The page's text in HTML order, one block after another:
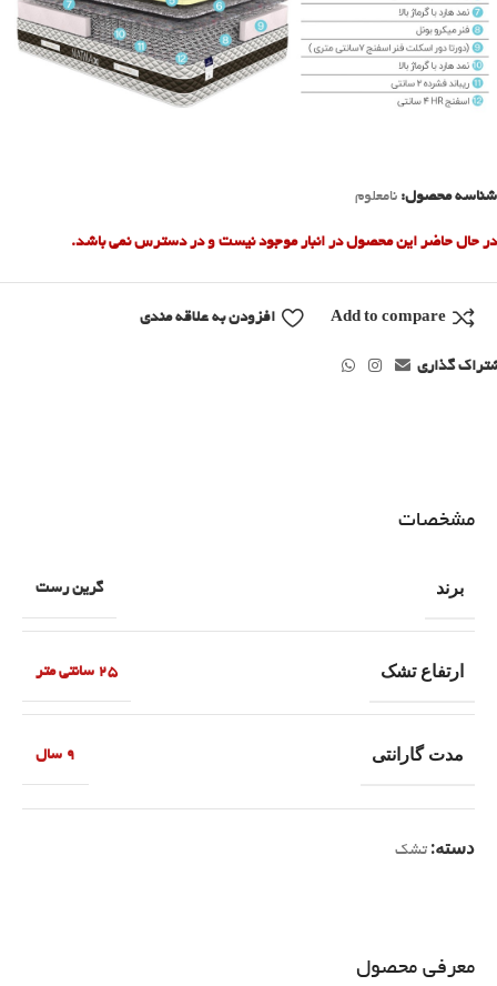
شناسه محصول: نامعلوم
در حال حاضر این محصول در انبار موجود نیست و در دسترس نمی باشد.
Add to compare افزودن به علاقه مندی
گذاری
معرفی محصول
مشخصات
برند گرین رست
ارتفاع تشک 25 سانتی متر
مدت گارانتی 9 سال
دسته: تشک